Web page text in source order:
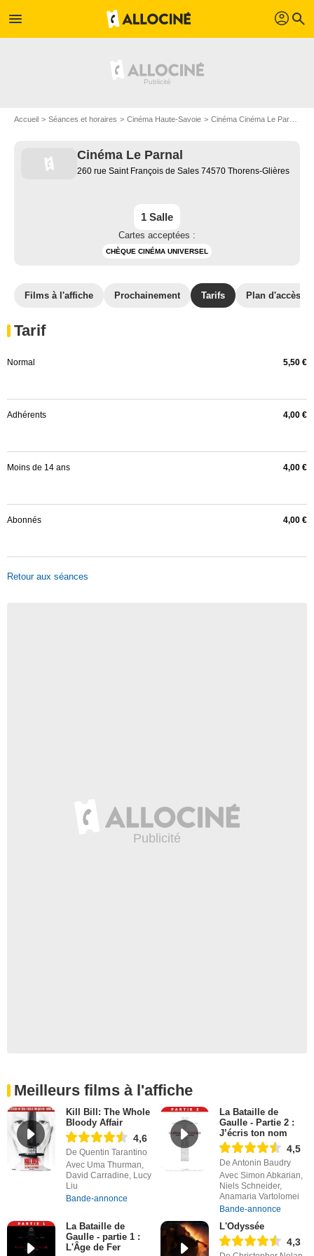
menu profil search
Accueil Séances et horaires Cinéma Haute-Savoie Cinéma Cinéma Le Parnal
Cinéma Le Parnal
260 rue Saint François de Sales 74570 Thorens-Glières
1 Salle
Cartes acceptées :
CHÈQUE CINÉMA UNIVERSEL
Films à l'affiche Prochainement Tarifs Plan d'accès
Tarif
Normal 5,50 €
Adhérents 4,00 €
Moins de 14 ans 4,00 €
Abonnés 4,00 €
Retour aux séances
Meilleurs films à l'affiche
Kill Bill: The Whole
Bloody Affair
4,6
De Quentin Tarantino
Avec Uma Thurman,
David Carradine, Lucy
Liu
Bande-annonce
La Bataille de
Gaulle - Partie 2 :
J’écris ton nom
4,5
De Antonin Baudry
Avec Simon Abkarian,
Niels Schneider,
Anamaria Vartolomei
Bande-annonce
La Bataille de
Gaulle - partie 1 :
L'Âge de Fer
L'Odyssée
4,3